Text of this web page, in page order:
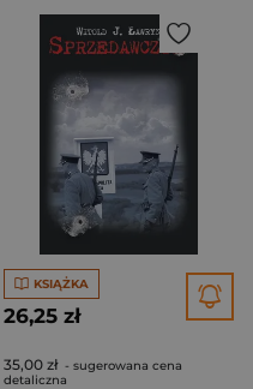
KSIĄŻKA
26,25 zł
35,00 zł - sugerowana cena
detaliczna